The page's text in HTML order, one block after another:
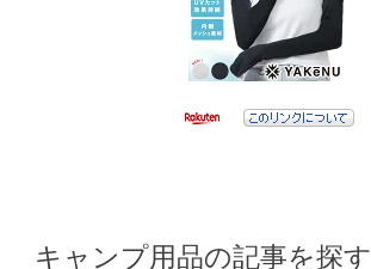
キャンプ用品の記事を探す